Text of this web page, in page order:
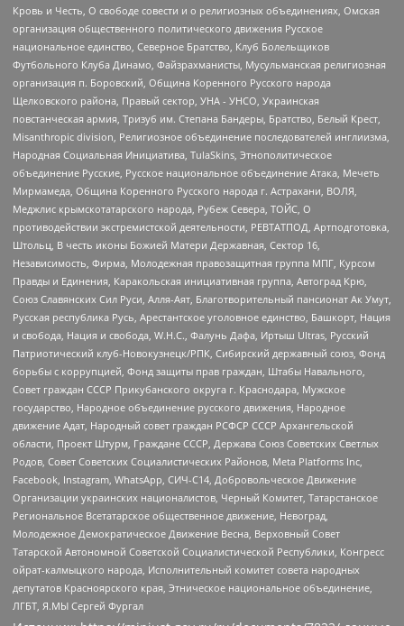
Кровь и Честь, О свободе совести и о религиозных объединениях, Омская
организация общественного политического движения Русское
национальное единство, Северное Братство, Клуб Болельщиков
Футбольного Клуба Динамо, Файзрахманисты, Мусульманская религиозная
организация п. Боровский, Община Коренного Русского народа
Щелковского района, Правый сектор, УНА - УНСО, Украинская
повстанческая армия, Тризуб им. Степана Бандеры, Братство, Белый Крест,
Misanthropic division, Религиозное объединение последователей инглиизма,
Народная Социальная Инициатива, TulaSkins, Этнополитическое
объединение Русские, Русское национальное объединение Атака, Мечеть
Мирмамеда, Община Коренного Русского народа г. Астрахани, ВОЛЯ,
Меджлис крымскотатарского народа, Рубеж Севера, ТОЙС, О
противодействии экстремистской деятельности, РЕВТАТПОД, Артподготовка,
Штольц, В честь иконы Божией Матери Державная, Сектор 16,
Независимость, Фирма, Молодежная правозащитная группа МПГ, Курсом
Правды и Единения, Каракольская инициативная группа, Автоград Крю,
Союз Славянских Сил Руси, Алля-Аят, Благотворительный пансионат Ак Умут,
Русская республика Русь, Арестантское уголовное единство, Башкорт, Нация
и свобода, Нация и свобода, W.H.С., Фалунь Дафа, Иртыш Ultras, Русский
Патриотический клуб-Новокузнецк/РПК, Сибирский державный союз, Фонд
борьбы с коррупцией, Фонд защиты прав граждан, Штабы Навального,
Совет граждан СССР Прикубанского округа г. Краснодара, Мужское
государство, Народное объединение русского движения, Народное
движение Адат, Народный совет граждан РСФСР СССР Архангельской
области, Проект Штурм, Граждане СССР, Держава Союз Советских Светлых
Родов, Совет Советских Социалистических Районов, Meta Platforms Inc,
Facebook, Instagram, WhatsApp, СИЧ-С14, Добровольческое Движение
Организации украинских националистов, Черный Комитет, Татарстанское
Региональное Всетатарское общественное движение, Невоград,
Молодежное Демократическое Движение Весна, Верховный Совет
Татарской Автономной Советской Социалистической Республики, Конгресс
ойрат-калмыцкого народа, Исполнительный комитет совета народных
депутатов Красноярского края, Этническое национальное объединение,
ЛГБТ, Я.МЫ Сергей Фургал